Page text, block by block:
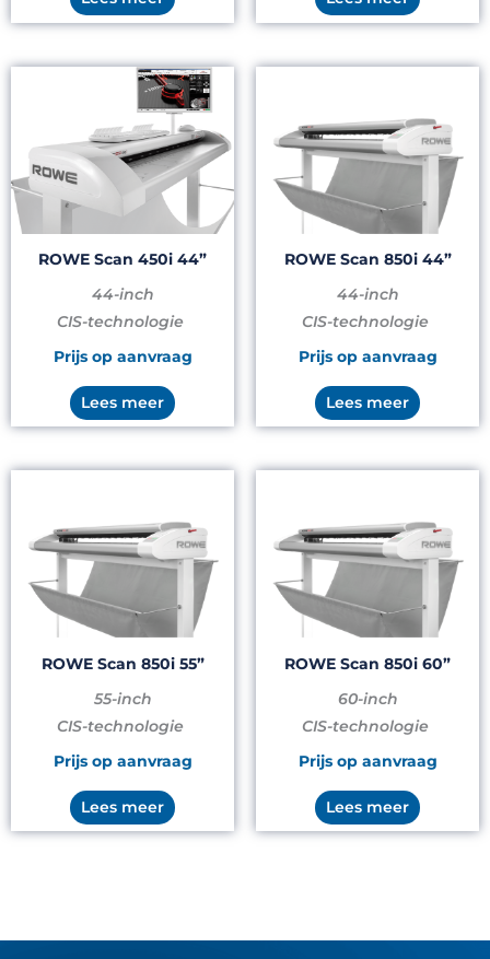
ROWE Scan 450i 44”
44-inch
CIS-technologie
Prijs op aanvraag
Lees meer
ROWE Scan 850i 44”
44-inch
CIS-technologie
Prijs op aanvraag
Lees meer
ROWE Scan 850i 55”
55-inch
CIS-technologie
Prijs op aanvraag
Lees meer
ROWE Scan 850i 60”
60-inch
CIS-technologie
Prijs op aanvraag
Lees meer